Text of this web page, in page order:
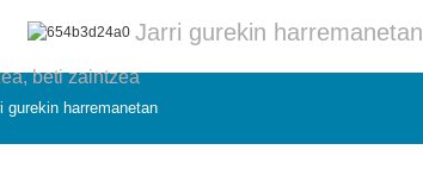
Jarri gurekin harremanetan
beti zaintzea
gurekin harremanetan